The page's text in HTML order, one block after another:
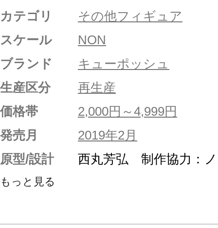
カテゴリ
その他フィギュア
スケール
NON
ブランド
キューポッシュ
生産区分
再生産
価格帯
2,000円～4,999円
発売月
2019年2月
原型/設計
西丸芳弘 制作協力：
もっと見る